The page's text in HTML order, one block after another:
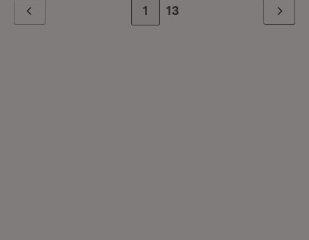
Zur Seite
1 Zur letzten Seite
13 Weiter